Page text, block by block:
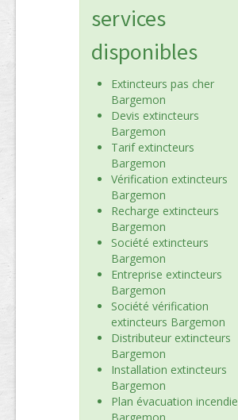
services
disponibles
Extincteurs pas cher
Bargemon
Devis extincteurs
Bargemon
Tarif extincteurs
Bargemon
Vérification extincteurs
Bargemon
Recharge extincteurs
Bargemon
Société extincteurs
Bargemon
Entreprise extincteurs
Bargemon
Société vérification
extincteurs Bargemon
Distributeur extincteurs
Bargemon
Installation extincteurs
Bargemon
Plan évacuation incendie
Bargemon